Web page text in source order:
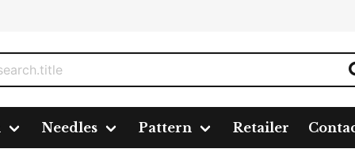
Needles Pattern Retailer